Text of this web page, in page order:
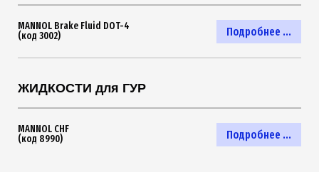
Подробнее ...
MANNOL Brake Fluid DOT-4
(код 3002)
ЖИДКОСТИ для ГУР
Подробнее ...
MANNOL CHF
(код 8990)